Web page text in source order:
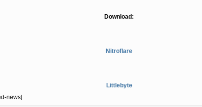
Download:
Nitroflare
Littlebyte
news]